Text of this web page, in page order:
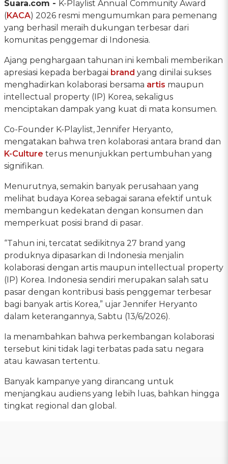
Suara.com - K-Playlist Annual Community Award
(KACA) 2026 resmi mengumumkan para pemenang
yang berhasil meraih dukungan terbesar dari
komunitas penggemar di Indonesia.
Ajang penghargaan tahunan ini kembali memberikan
apresiasi kepada berbagai brand yang dinilai sukses
menghadirkan kolaborasi bersama artis maupun
intellectual property (IP) Korea, sekaligus
menciptakan dampak yang kuat di mata konsumen.
Co-Founder K-Playlist, Jennifer Heryanto,
mengatakan bahwa tren kolaborasi antara brand dan
K-Culture terus menunjukkan pertumbuhan yang
signifikan.
Menurutnya, semakin banyak perusahaan yang
melihat budaya Korea sebagai sarana efektif untuk
membangun kedekatan dengan konsumen dan
memperkuat posisi brand di pasar.
“Tahun ini, tercatat sedikitnya 27 brand yang
produknya dipasarkan di Indonesia menjalin
kolaborasi dengan artis maupun intellectual property
(IP) Korea. Indonesia sendiri merupakan salah satu
pasar dengan kontribusi basis penggemar terbesar
bagi banyak artis Korea,” ujar Jennifer Heryanto
dalam keterangannya, Sabtu (13/6/2026).
Ia menambahkan bahwa perkembangan kolaborasi
tersebut kini tidak lagi terbatas pada satu negara
atau kawasan tertentu.
Banyak kampanye yang dirancang untuk
menjangkau audiens yang lebih luas, bahkan hingga
tingkat regional dan global.